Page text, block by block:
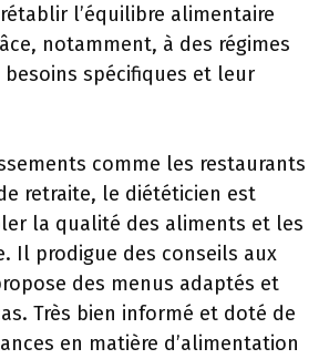
l’équilibre alimentaire
notamment, à des régimes
spécifiques et leur
comme les restaurants
retraite, le diététicien est
la qualité des aliments et les
Il prodigue des conseils aux
des menus adaptés et
Très bien informé et doté de
en matière d’alimentation